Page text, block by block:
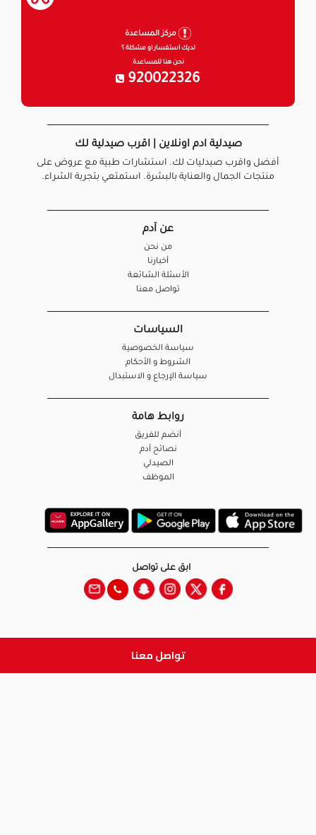
تواصل معنا
مركز المساعدة
لديك استفسار او مشكلة ؟
نحن هنا للمساعدة
920022326
صيدلية ادم اونلاين | اقرب صيدلية لك
أفضل واقرب صيدليات لك. استشارات طبية مع عروض على
منتجات الجمال والعناية بالبشرة. استمتعي بتجربة الشراء.
عن آدم
من نحن
أخبارنا
الأسئلة الشائعة
تواصل معنا
السياسات
سياسة الخصوصية
الشروط و الأحكام
سياسة الإرجاع و الاستبدال
روابط هامة
أنضم للفريق
نصائح آدم
الصيدلي
الموظف
ابق على تواصل